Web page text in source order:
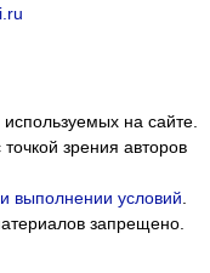
используемых на сайте.
зрения авторов
выполнении условий
запрещено.